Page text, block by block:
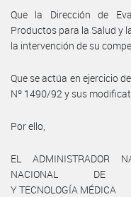
Que la Dirección de
Productos para la Salud y
la intervención de su
Que se actúa en ejercicio
Nº 1490/92 y sus
Por ello,
EL ADMINISTRADOR
NACIONAL DE
Y TECNOLOGÍA MÉDICA